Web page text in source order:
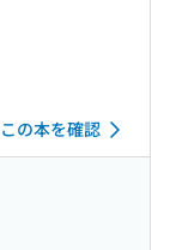
の本を確認